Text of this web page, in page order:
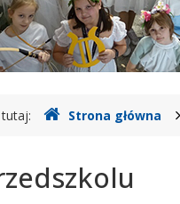
tutaj: Strona główna